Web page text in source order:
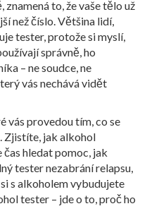
to, že vaše tělo už
než číslo. Většina lidí,
tester, protože si myslí,
správně, ho
– ne soudce, ne
vás nechává vidět
vás provedou tím, co se
Zjistíte, jak alkohol
hledat pomoc, jak
tester nezabrání relapsu,
s alkoholem vybudujete
tester – jde o to, proč ho